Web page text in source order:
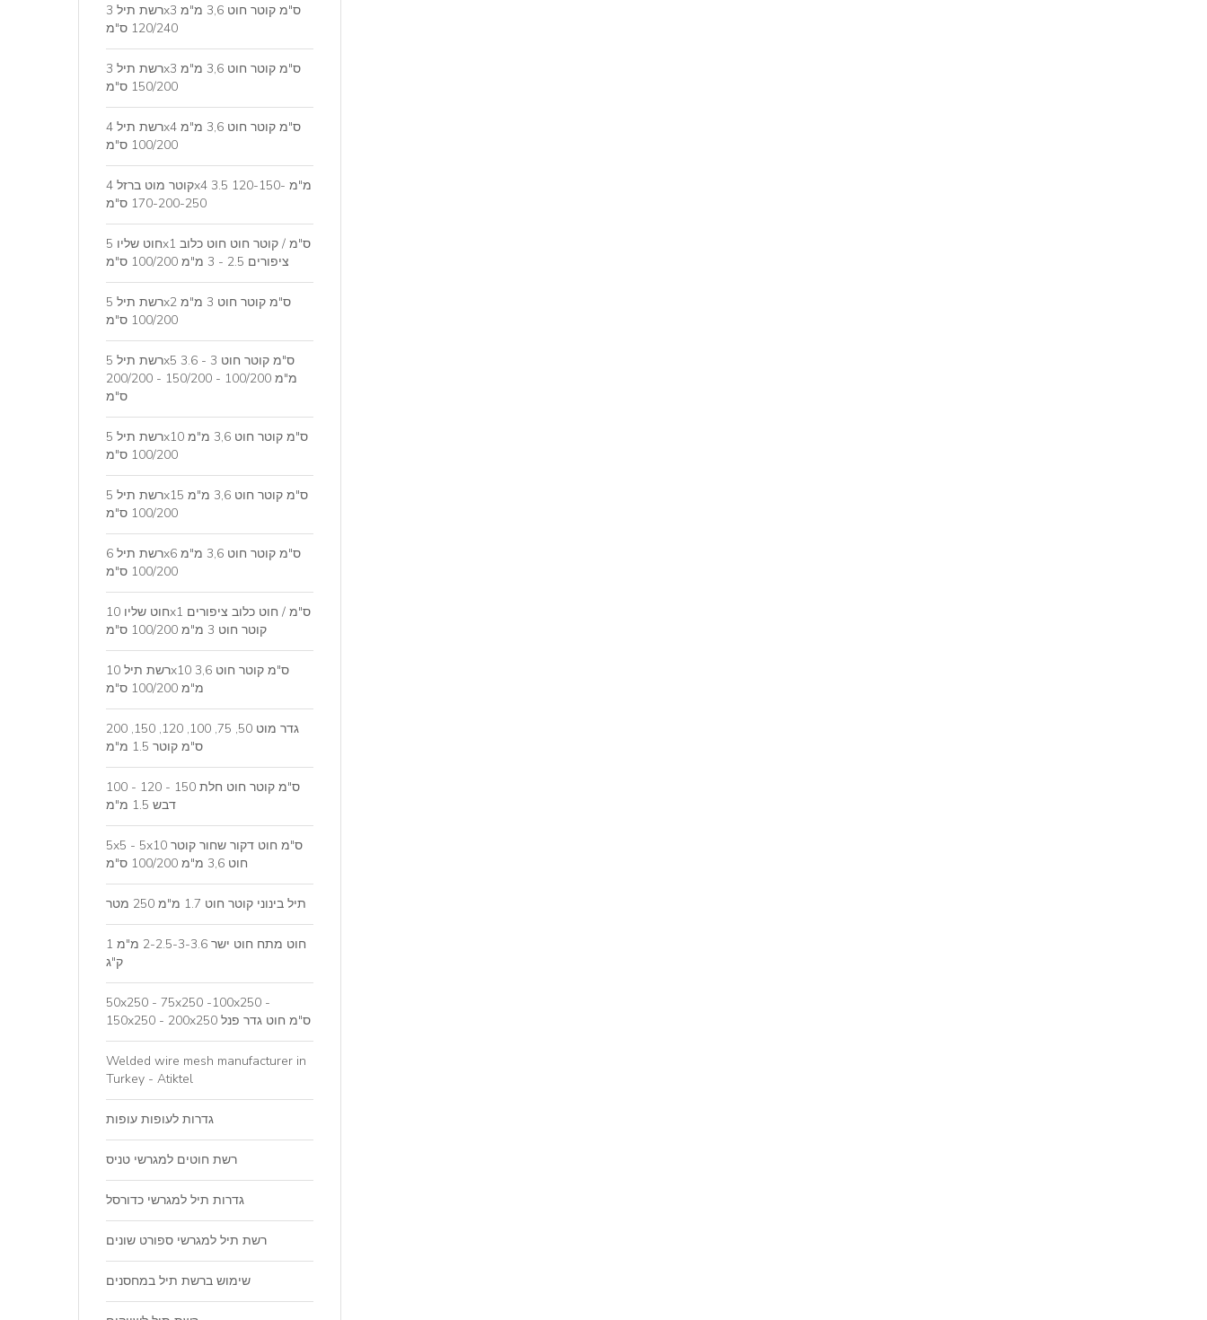
רשת תיל 3x3 ס"מ קוטר חוט 3,6 מ"מ
120/240 ס"מ
רשת תיל 3x3 ס"מ קוטר חוט 3,6 מ"מ
150/200 ס"מ
רשת תיל 4x4 ס"מ קוטר חוט 3,6 מ"מ
100/200 ס"מ
קוטר מוט ברזל 4x4 3.5 מ"מ 120-150-
170-200-250 ס"מ
חוט שליו 5x1 ס"מ / קוטר חוט חוט כלוב
ציפורים 2.5 - 3 מ"מ 100/200 ס"מ
רשת תיל 5x2 ס"מ קוטר חוט 3 מ"מ
100/200 ס"מ
רשת תיל 5x5 ס"מ קוטר חוט 3 - 3.6
מ"מ 100/200 - 150/200 - 200/200
ס"מ
רשת תיל 5x10 ס"מ קוטר חוט 3,6 מ"מ
100/200 ס"מ
רשת תיל 5x15 ס"מ קוטר חוט 3,6 מ"מ
100/200 ס"מ
רשת תיל 6x6 ס"מ קוטר חוט 3,6 מ"מ
100/200 ס"מ
חוט שליו 10x1 ס"מ / חוט כלוב ציפורים
קוטר חוט 3 מ"מ 100/200 ס"מ
רשת תיל 10x10 ס"מ קוטר חוט 3,6
מ"מ 100/200 ס"מ
גדר מוט 50, 75, 100, 120, 150, 200
ס"מ קוטר 1.5 מ"מ
100 - 120 - 150 ס"מ קוטר חוט חלת
דבש 1.5 מ"מ
5x5 - 5x10 ס"מ חוט דקור שחור קוטר
חוט 3,6 מ"מ 100/200 ס"מ
תיל בינוני קוטר חוט 1.7 מ"מ 250 מטר
חוט מתח חוט ישר 2-2.5-3-3.6 מ"מ 1
ק"ג
50x250 - 75x250 -100x250 -
150x250 - 200x250 ס"מ חוט גדר פנל
Welded wire mesh manufacturer in
Turkey - Atiktel
גדרות לעופות עופות
רשת חוטים למגרשי טניס
גדרות תיל למגרשי כדורסל
רשת תיל למגרשי ספורט שונים
שימוש ברשת תיל במחסנים